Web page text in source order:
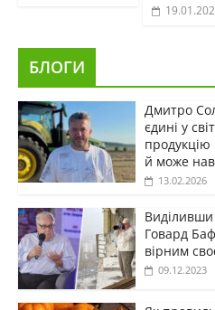
БЛОГИ
Дмитро
єдині у
продукцію
й може
13.02.2026
Виділивши
Говард
вірним
09.12.2023